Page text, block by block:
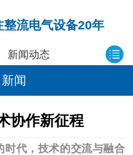
整流电气设备20年
新闻动态
闻
协作新征程
时代，技术的交流与融合